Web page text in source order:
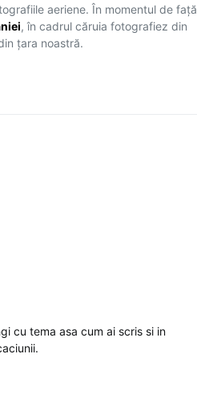
aeriene. În momentul de față
, în cadrul căruia fotografiez din
țara noastră.
cu tema asa cum ai scris si in